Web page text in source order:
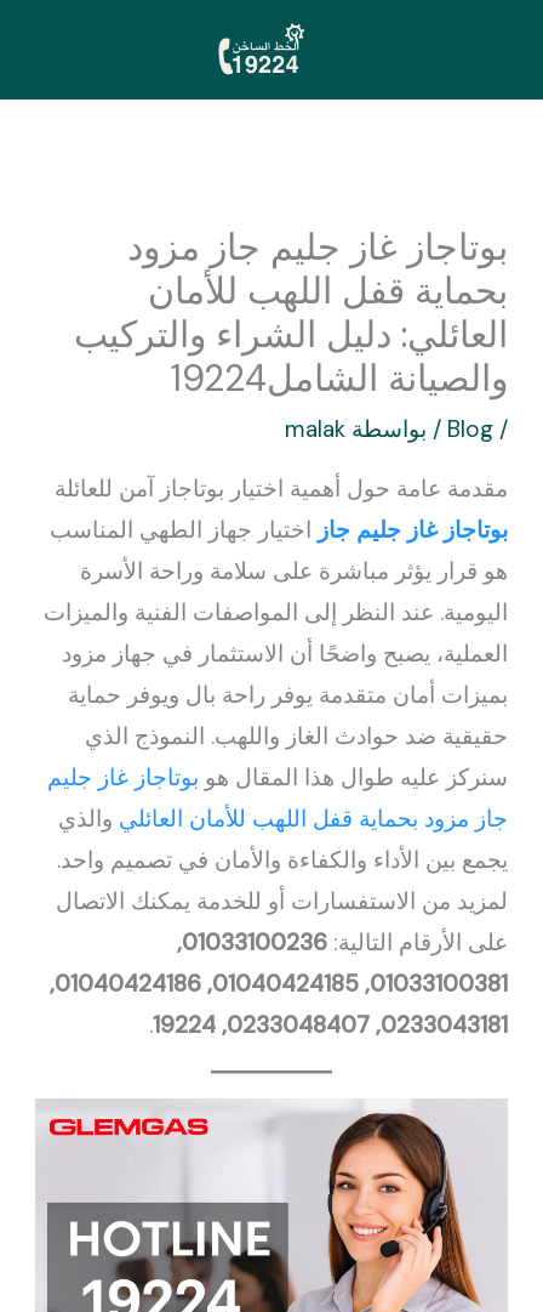
المحتوى
بوتاجاز غاز جليم جاز مزود
بحماية قفل اللهب للأمان
العائلي: دليل الشراء والتركيب
والصيانة الشامل19224
/
Blog / بواسطة malak
مقدمة عامة حول أهمية اختيار بوتاجاز آمن للعائلة
بوتاجاز غاز جليم جاز اختيار جهاز الطهي المناسب
هو قرار يؤثر مباشرة على سلامة وراحة الأسرة
اليومية. عند النظر إلى المواصفات الفنية والميزات
العملية، يصبح واضحًا أن الاستثمار في جهاز مزود
بميزات أمان متقدمة يوفر راحة بال ويوفر حماية
حقيقية ضد حوادث الغاز واللهب. النموذج الذي
سنركز عليه طوال هذا المقال هو بوتاجاز غاز جليم
جاز مزود بحماية قفل اللهب للأمان العائلي والذي
يجمع بين الأداء والكفاءة والأمان في تصميم واحد.
لمزيد من الاستفسارات أو للخدمة يمكنك الاتصال
على الأرقام التالية:
01033100236,
01033100381, 01040424185, 01040424186,
0233043181, 0233048407, 19224
.